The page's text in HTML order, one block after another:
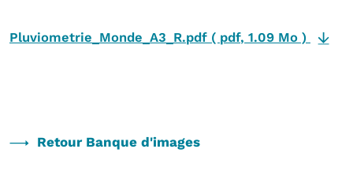
Pluviometrie_Monde_A3_R.pdf ( pdf, 1.09 Mo )
Retour Banque d'images